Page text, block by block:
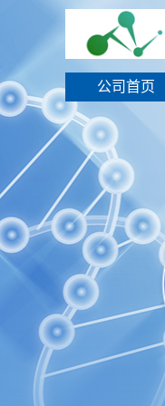
公司首页